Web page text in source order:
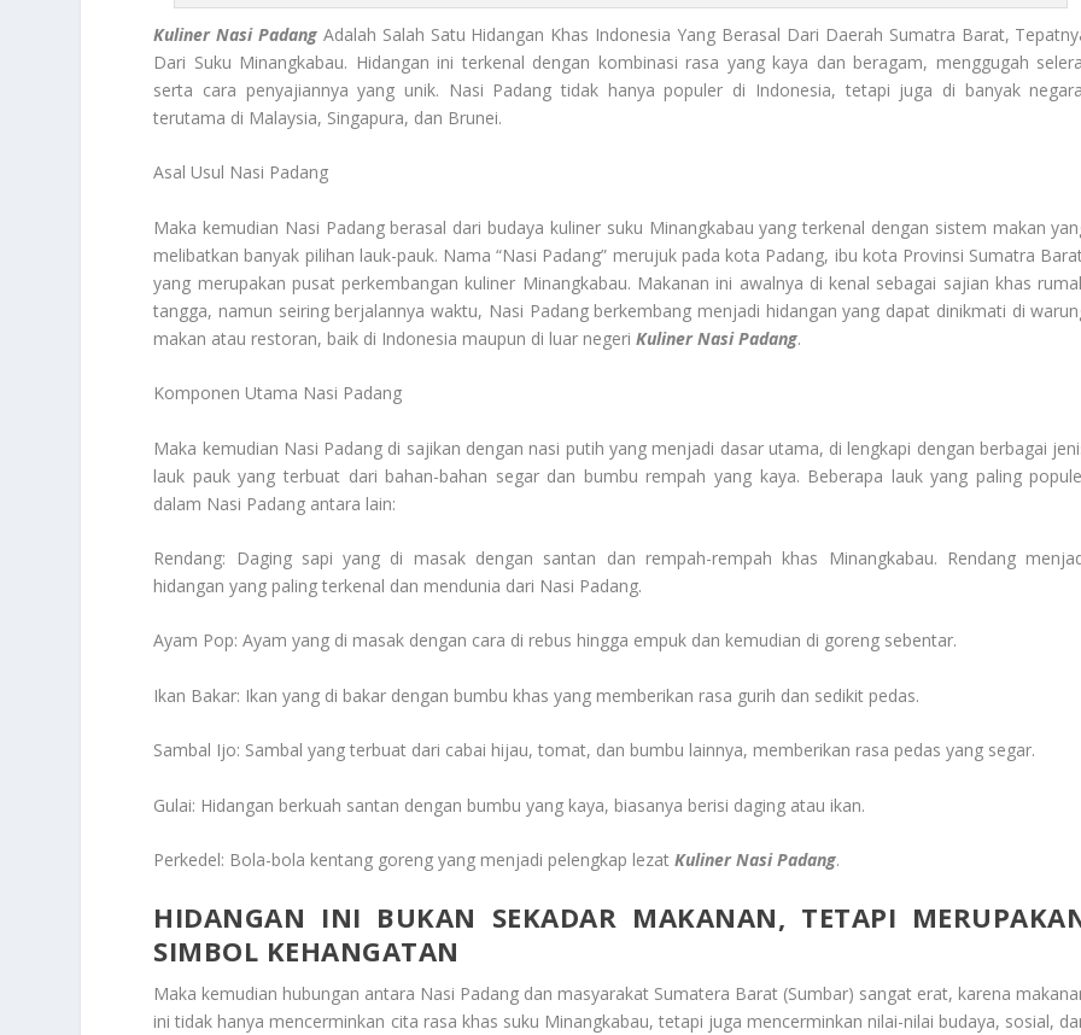
Kuliner Nasi PadangAdalah Salah Satu Hidangan Khas Indonesia Yang Berasal Dari Daerah Sumatra Barat,
Dari Suku Minangkabau. Hidangan ini terkenal dengan kombinasi rasa yang kaya dan beragam, menggugah
serta cara penyajiannya yang unik. Nasi Padang tidak hanya populer di Indonesia, tetapi juga di banyak
terutama di Malaysia, Singapura, dan Brunei.
Asal Usul Nasi Padang
Maka kemudian Nasi Padang berasal dari budaya kuliner suku Minangkabau yang terkenal dengan sistem makan
melibatkan banyak pilihan lauk-pauk. Nama “Nasi Padang” merujuk pada kota Padang, ibu kota Provinsi Sumatra
yang merupakan pusat perkembangan kuliner Minangkabau. Makanan ini awalnya di kenal sebagai sajian khas
tangga, namun seiring berjalannya waktu, Nasi Padang berkembang menjadi hidangan yang dapat dinikmati di
makan atau restoran, baik di Indonesia maupun di luar negeri Kuliner Nasi Padang.
Komponen Utama Nasi Padang
Maka kemudian Nasi Padang di sajikan dengan nasi putih yang menjadi dasar utama, di lengkapi dengan berbagai
lauk pauk yang terbuat dari bahan-bahan segar dan bumbu rempah yang kaya. Beberapa lauk yang paling
dalam Nasi Padang antara lain:
Rendang: Daging sapi yang di masak dengan santan dan rempah-rempah khas Minangkabau. Rendang
hidangan yang paling terkenal dan mendunia dari Nasi Padang.
Ayam Pop: Ayam yang di masak dengan cara di rebus hingga empuk dan kemudian di goreng sebentar.
Ikan Bakar: Ikan yang di bakar dengan bumbu khas yang memberikan rasa gurih dan sedikit pedas.
Sambal Ijo: Sambal yang terbuat dari cabai hijau, tomat, dan bumbu lainnya, memberikan rasa pedas yang segar.
Gulai: Hidangan berkuah santan dengan bumbu yang kaya, biasanya berisi daging atau ikan.
Perkedel: Bola-bola kentang goreng yang menjadi pelengkap lezat Kuliner Nasi Padang.
HIDANGAN INI BUKAN SEKADAR MAKANAN, TETAPI
SIMBOL KEHANGATAN
Maka kemudian hubungan antara Nasi Padang dan masyarakat Sumatera Barat (Sumbar) sangat erat, karena
ini tidak hanya mencerminkan cita rasa khas suku Minangkabau, tetapi juga mencerminkan nilai-nilai budaya, sosial,